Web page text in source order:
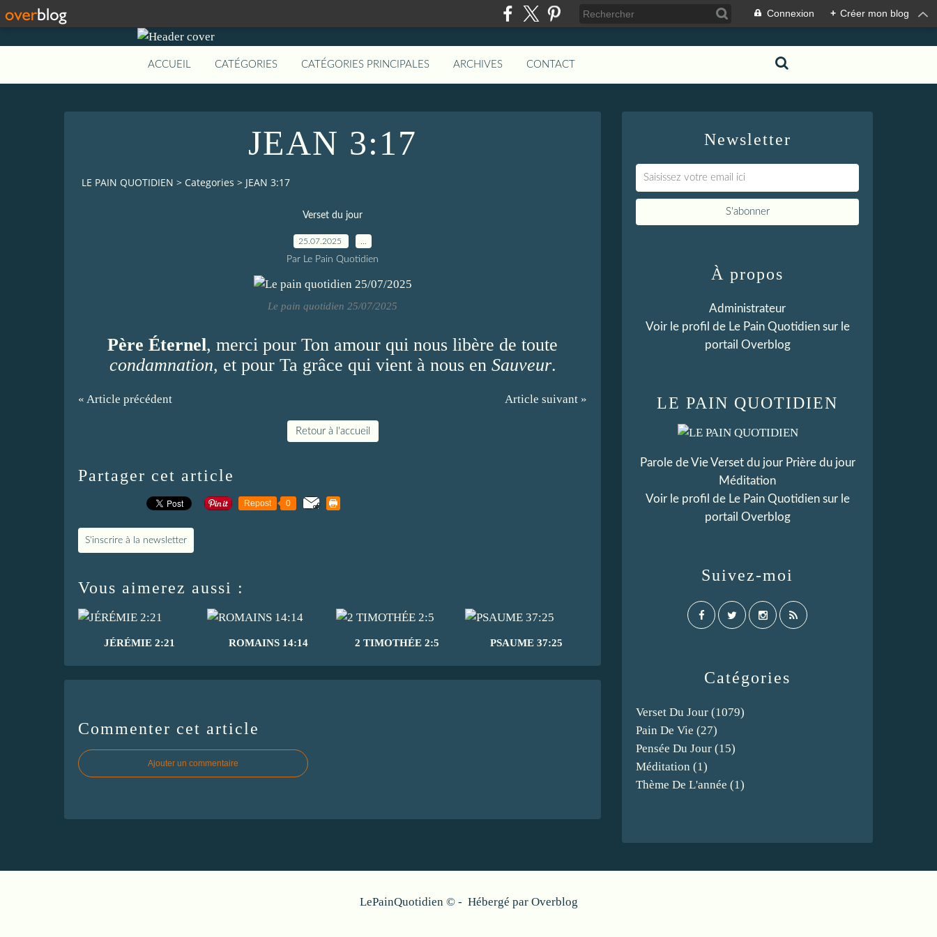
Connexion + Créer mon blog
ACCUEIL CATÉGORIES CATÉGORIES PRINCIPALES ARCHIVES CONTACT
JEAN 3:17
LE PAIN QUOTIDIEN > Categories > JEAN 3:17
Verset du jour
25.07.2025
Par Le Pain Quotidien
Le pain quotidien 25/07/2025
Père Éternel, merci pour Ton amour qui nous libère de toute
condamnation, et pour Ta grâce qui vient à nous en Sauveur.
« Article précédent Article suivant »
Retour à l'accueil
Partager cet article
Repost 0
S'inscrire à la newsletter
Vous aimerez aussi :
JÉRÉMIE 2:21 ROMAINS 14:14 2 TIMOTHÉE 2:5 PSAUME 37:25
Commenter cet article
Ajouter un commentaire
Newsletter
Catégories
Verset Du Jour (1079)
Pain De Vie (27)
Pensée Du Jour (15)
Méditation (1)
Thème De L'année (1)
LE PAIN QUOTIDIEN
Parole de Vie Verset du jour Prière du jour
Méditation
Voir le profil de Le Pain Quotidiensur le
portail Overblog
Suivez-moi
À propos
Administrateur
Voir le profil de Le Pain Quotidiensur le
portail Overblog
LePainQuotidien © - Hébergé par Overblog